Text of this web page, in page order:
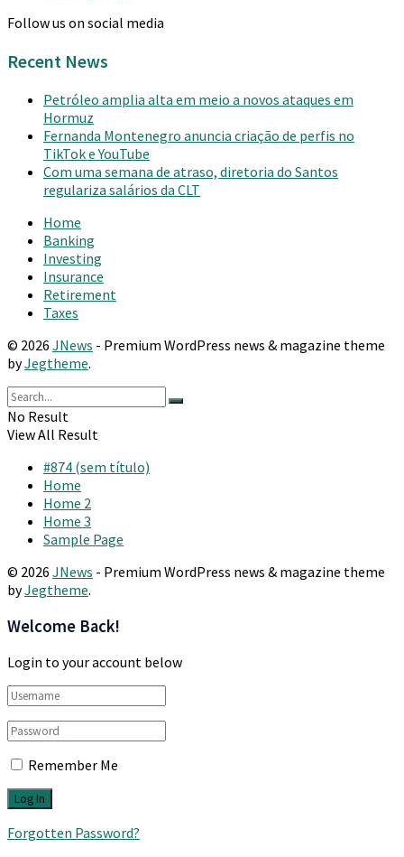
Follow us on social media
Recent News
Petróleo amplia alta em meio a novos ataques em
Hormuz
Fernanda Montenegro anuncia criação de perfis no
TikTok e YouTube
Com uma semana de atraso, diretoria do Santos
regulariza salários da CLT
Home
Banking
Investing
Insurance
Retirement
Taxes
© 2026 JNews - Premium WordPress news & magazine theme
byJegtheme.
No Result
View All Result
#874 (sem título)
Home
Home 2
Home 3
Sample Page
© 2026 JNews - Premium WordPress news & magazine theme
byJegtheme.
Welcome Back!
Login to your account below
Remember Me
Forgotten Password?